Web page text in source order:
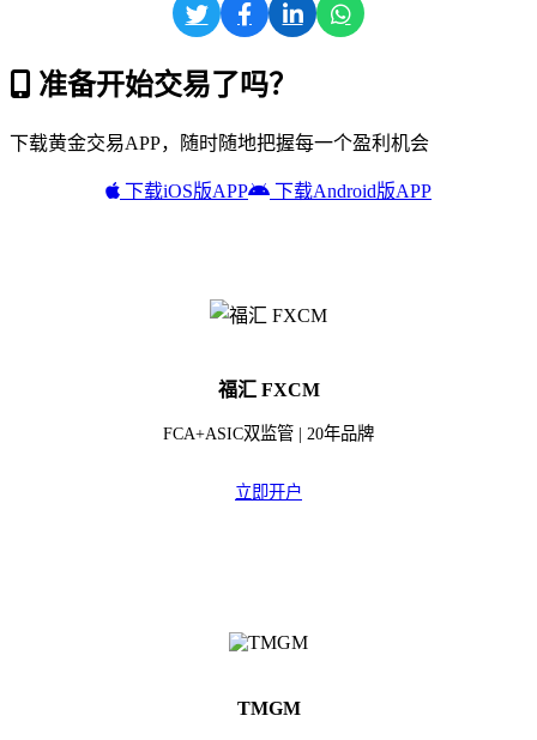
准备开始交易了吗？
下载黄金交易APP，随时随地把握每一个盈利机会
下载iOS版APP 下载Android版APP
福汇 FXCM
FCA+ASIC双监管 | 20年品牌
立即开户
TMGM